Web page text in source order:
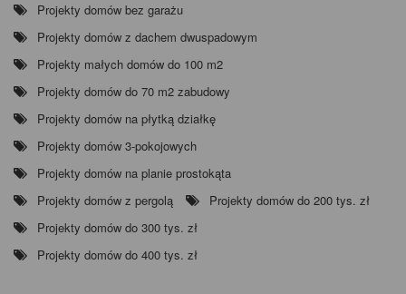
Projekty domów bez garażu
Projekty domów z dachem dwuspadowym
Projekty małych domów do 100 m2
Projekty domów do 70 m2 zabudowy
Projekty domów na płytką działkę
Projekty domów 3-pokojowych
Projekty domów na planie prostokąta
Projekty domów z pergolą
Projekty domów do 200 tys. zł
Projekty domów do 300 tys. zł
Projekty domów do 400 tys. zł